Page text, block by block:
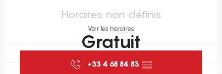
Horaires non définis
Voir les horaires
Gratuit
+33 4 68 84 83 ▒▒